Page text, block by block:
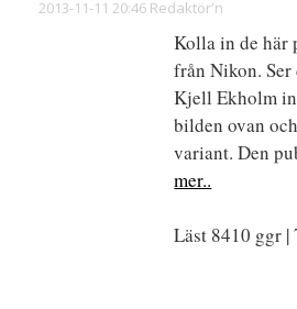
2013-11-11 20:46 Redaktör'n
Kolla in de här
från Nikon.
Kjell Ekholm
bilden ovan
variant. Den
mer..
Läst 8410 ggr |